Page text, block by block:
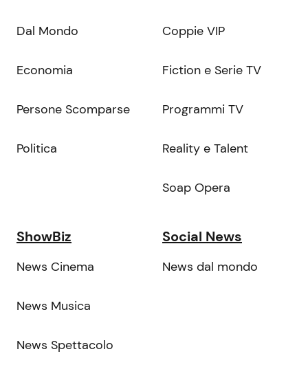
Dal Mondo
Economia
Persone Scomparse
Politica
Coppie VIP
Fiction e Serie TV
Programmi TV
Reality e Talent
Soap Opera
ShowBiz
News Cinema
News Musica
News Spettacolo
Social News
News dal mondo